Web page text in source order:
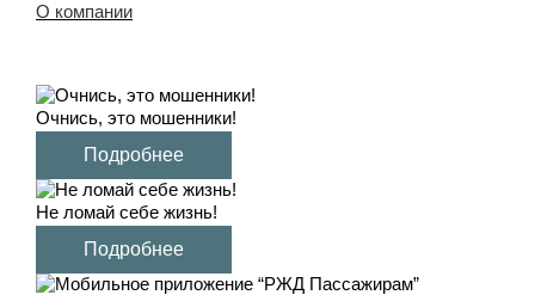
О компании
Очнись, это мошенники!
Подробнее
Не ломай себе жизнь!
Подробнее